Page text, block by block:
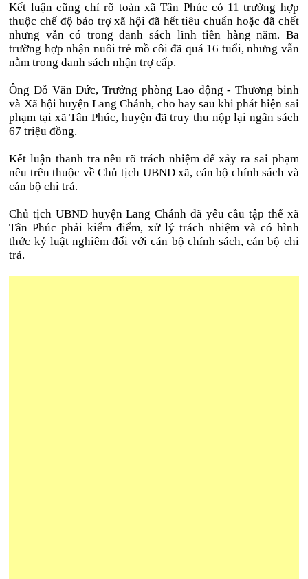
Kết luận cũng chỉ rõ toàn xã Tân Phúc có 11 trường hợp
thuộc chế độ bảo trợ xã hội đã hết tiêu chuẩn hoặc đã chết
nhưng vẫn có trong danh sách lĩnh tiền hàng năm. Ba
trường hợp nhận nuôi trẻ mồ côi đã quá 16 tuổi, nhưng vẫn
nằm trong danh sách nhận trợ cấp.
Ông Đỗ Văn Đức, Trưởng phòng Lao động - Thương binh
và Xã hội huyện Lang Chánh, cho hay sau khi phát hiện sai
phạm tại xã Tân Phúc, huyện đã truy thu nộp lại ngân sách
67 triệu đồng.
Kết luận thanh tra nêu rõ trách nhiệm để xảy ra sai phạm
nêu trên thuộc về Chủ tịch UBND xã, cán bộ chính sách và
cán bộ chi trả.
Chủ tịch UBND huyện Lang Chánh đã yêu cầu tập thể xã
Tân Phúc phải kiểm điểm, xử lý trách nhiệm và có hình
thức kỷ luật nghiêm đối với cán bộ chính sách, cán bộ chi
trả.